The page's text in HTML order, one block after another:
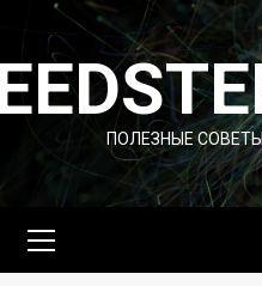
Перейти
содержимому
ПОЛЕЗНЫЕ
меню